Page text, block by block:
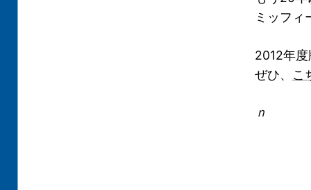
ミッフィ
2012年
ぜひ、
こ
ｎ